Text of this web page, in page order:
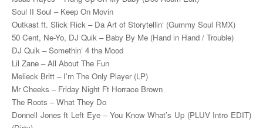
Soul II Soul – Keep On Movin
Outkast ft. Slick Rick – Da Art of Storytellin‘ (Gummy Soul RMX)
50 Cent, Ne-Yo, DJ Quik – Baby By Me (Hand in Hand / Trouble)
DJ Quik – Somethin‘ 4 tha Mood
Lil Zane – All About The Fun
Melieck Britt – I’m The Only Player (LP)
Mr Cheeks – Friday Night Ft Horrace Brown
The Roots – What They Do
Donnell Jones ft Left Eye – You Know What’s Up (PLUV Intro EDIT)